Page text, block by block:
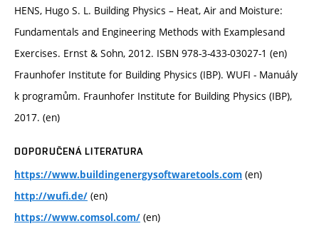
HENS, Hugo S. L. Building Physics – Heat, Air and Moisture:
Fundamentals and Engineering Methods with Examplesand
Exercises. Ernst & Sohn, 2012. ISBN 978-3-433-03027-1 (en)
Fraunhofer Institute for Building Physics (IBP). WUFI - Manuály
k programům. Fraunhofer Institute for Building Physics (IBP),
2017. (en)
DOPORUČENÁ LITERATURA
https://www.buildingenergysoftwaretools.com (en)
http://wufi.de/ (en)
https://www.comsol.com/ (en)